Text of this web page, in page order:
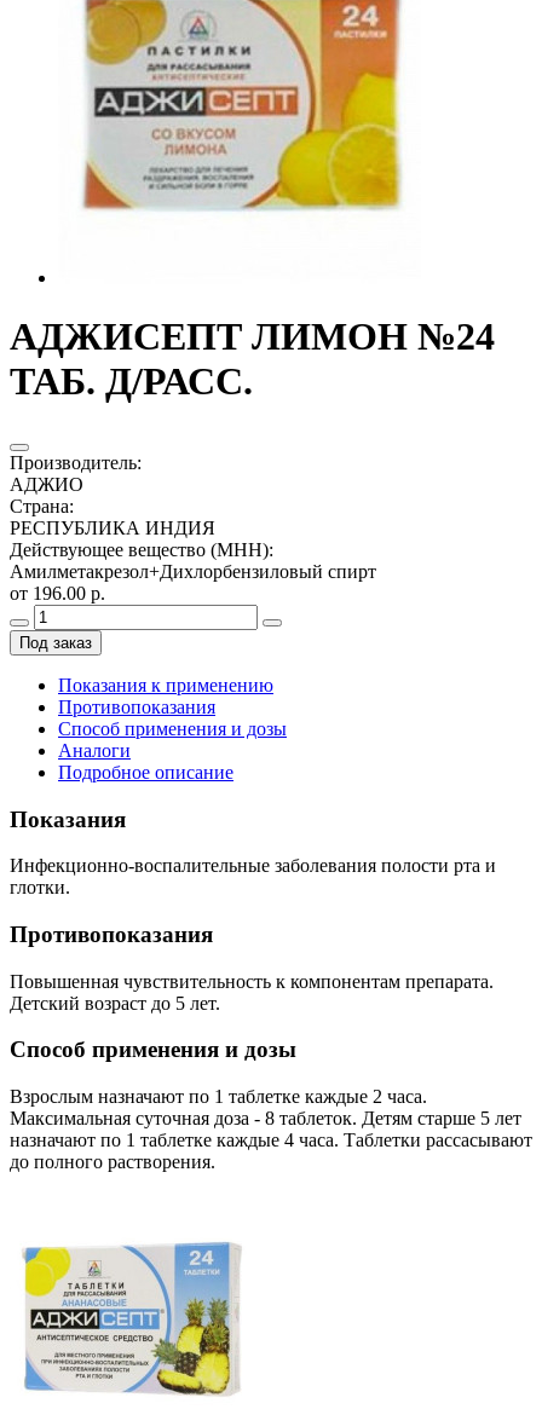
АДЖИСЕПТ ЛИМОН №24
ТАБ. Д/РАСС.
Производитель:
АДЖИО
Страна:
РЕСПУБЛИКА ИНДИЯ
Действующее вещество (МНН):
Амилметакрезол+Дихлорбензиловый спирт
от 196.00 р.
Под заказ
Показания к применению
Противопоказания
Способ применения и дозы
Аналоги
Подробное описание
Показания
Инфекционно-воспалительные заболевания полости рта и
глотки.
Противопоказания
Повышенная чувствительность к компонентам препарата.
Детский возраст до 5 лет.
Способ применения и дозы
Взрослым назначают по 1 таблетке каждые 2 часа.
Максимальная суточная доза - 8 таблеток. Детям старше 5 лет
назначают по 1 таблетке каждые 4 часа. Таблетки рассасывают
до полного растворения.